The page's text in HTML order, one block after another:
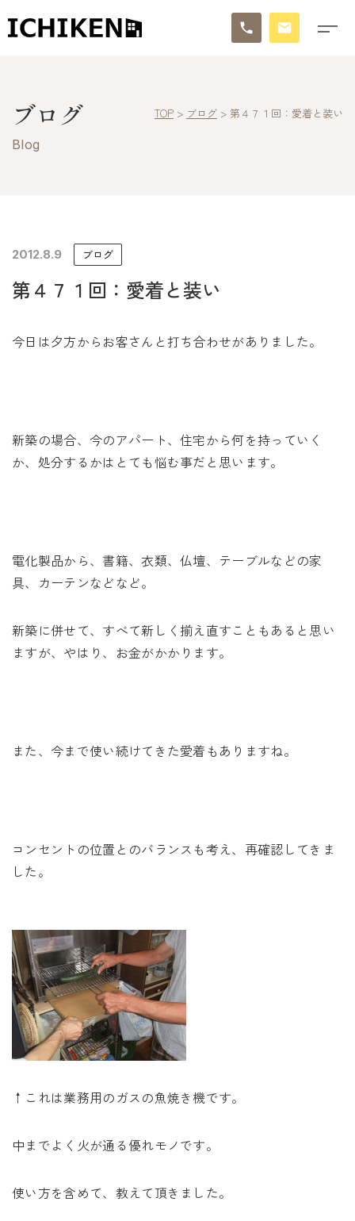
ブログ
イチケンの家づくり
モデルハウス
お問い合わせ
Tel. 0257-27-2157
ブログ
Blog
TOP > ブログ > 第４７１回：愛着と装い
2012.8.9 ブログ
第４７１回：愛着と装い
今日は夕方からお客さんと打ち合わせがありました。
新築の場合、今のアパート、住宅から何を持っていく
か、処分するかはとても悩む事だと思います。
電化製品から、書籍、衣類、仏壇、テーブルなどの家
具、カーテンなどなど。
新築に併せて、すべて新しく揃え直すこともあると思い
ますが、やはり、お金がかかります。
また、今まで使い続けてきた愛着もありますね。
コンセントの位置とのバランスも考え、再確認してきま
した。
↑これは業務用のガスの魚焼き機です。
中までよく火が通る優れモノです。
使い方を含めて、教えて頂きました。